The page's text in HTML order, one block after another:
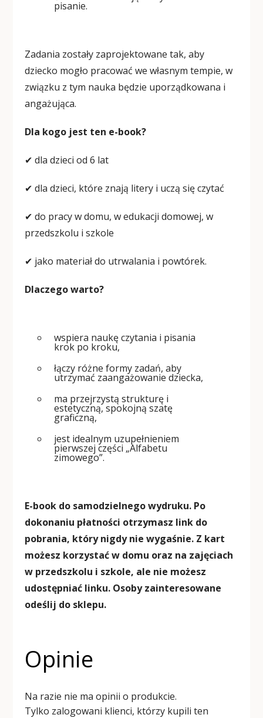
pisanie.
Zadania zostały zaprojektowane tak, aby
dziecko mogło pracować we własnym tempie, w
związku z tym nauka będzie uporządkowana i
angażująca.
Dla kogo jest ten e-book?
✔ dla dzieci od 6 lat
✔ dla dzieci, które znają litery i uczą się czytać
✔ do pracy w domu, w edukacji domowej, w
przedszkolu i szkole
✔ jako materiał do utrwalania i powtórek.
Dlaczego warto?
wspiera naukę czytania i pisania
krok po kroku,
łączy różne formy zadań, aby
utrzymać zaangażowanie dziecka,
ma przejrzystą strukturę i
estetyczną, spokojną szatę
graficzną,
jest idealnym uzupełnieniem
pierwszej części „Alfabetu
zimowego”.
E-book do samodzielnego wydruku. Po
dokonaniu płatności otrzymasz link do
pobrania, który nigdy nie wygaśnie. Z kart
możesz korzystać w domu oraz na zajęciach
w przedszkolu i szkole, ale nie możesz
udostępniać linku. Osoby zainteresowane
odeślij do sklepu.
Opinie
Na razie nie ma opinii o produkcie.
Tylko zalogowani klienci, którzy kupili ten